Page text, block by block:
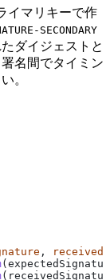
イマリキーで作
SECONDARY
ダイジェストと
名間でタイミン
。
,
(
(